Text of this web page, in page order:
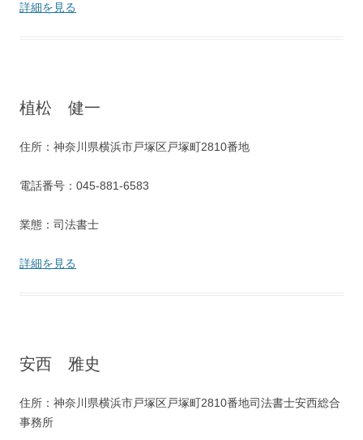
詳細を見る
植松 健一
住所：神奈川県横浜市戸塚区戸塚町2810番地
電話番号：045-881-6583
業態：司法書士
詳細を見る
安西 雅史
住所：神奈川県横浜市戸塚区戸塚町2810番地司法書士安西総合
事務所